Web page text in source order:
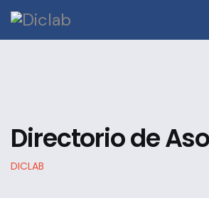
Directorio de
DICLAB